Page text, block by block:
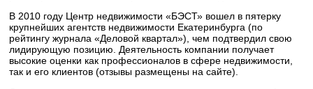
В 2010 году Центр недвижимости «БЭСТ» вошел в пятерку
крупнейших агентств недвижимости Екатеринбурга (по
рейтингу журнала «Деловой квартал»), чем подтвердил свою
лидирующую позицию. Деятельность компании получает
высокие оценки как профессионалов в сфере недвижимости,
так и его клиентов (отзывы размещены на сайте).